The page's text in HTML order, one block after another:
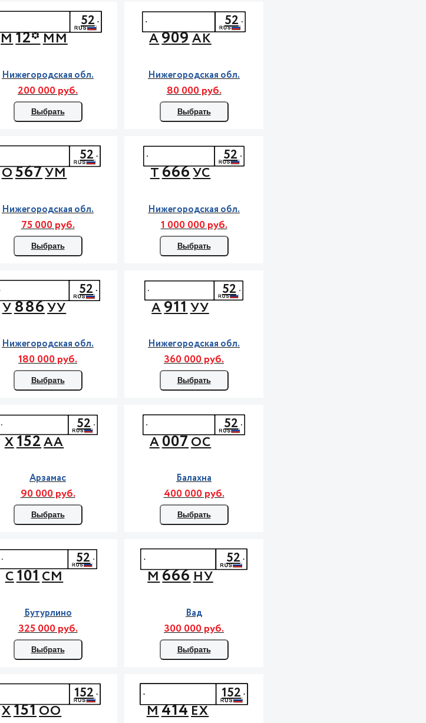
М12*ММ
52
Нижегородская обл.
200 000 руб.
Выбрать
А909АК
52
Нижегородская обл.
80 000 руб.
Выбрать
О567УМ
52
Нижегородская обл.
75 000 руб.
Выбрать
Т666УС
52
Нижегородская обл.
1 000 000 руб.
Выбрать
У886УУ
52
Нижегородская обл.
180 000 руб.
Выбрать
А911УУ
52
Нижегородская обл.
360 000 руб.
Выбрать
Х152АА
52
Арзамас
90 000 руб.
Выбрать
А007ОС
52
Балахна
400 000 руб.
Выбрать
С101СМ
52
Бутурлино
325 000 руб.
Выбрать
М666НУ
52
Вад
300 000 руб.
Выбрать
Х151ОО
152
М414ЕХ
152